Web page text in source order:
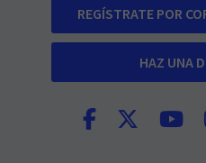
REGÍSTRATE POR
HAZ UNA